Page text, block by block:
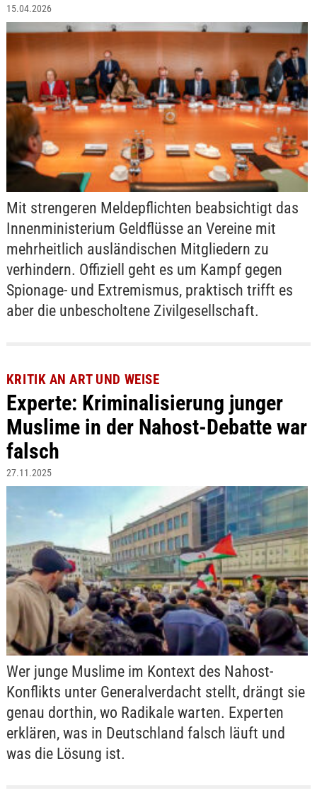
15.04.2026
Mit strengeren Meldepflichten beabsichtigt das
Innenministerium Geldflüsse an Vereine mit
mehrheitlich ausländischen Mitgliedern zu
verhindern. Offiziell geht es um Kampf gegen
Spionage- und Extremismus, praktisch trifft es
aber die unbescholtene Zivilgesellschaft.
KRITIK AN ART UND WEISE
Experte: Kriminalisierung junger
Muslime in der Nahost-Debatte war
falsch
27.11.2025
Wer junge Muslime im Kontext des Nahost-
Konflikts unter Generalverdacht stellt, drängt sie
genau dorthin, wo Radikale warten. Experten
erklären, was in Deutschland falsch läuft und
was die Lösung ist.